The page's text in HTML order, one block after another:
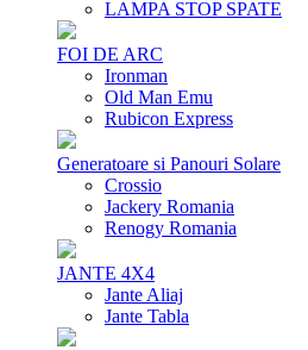
LAMPA STOP SPATE
FOI DE ARC
Ironman
Old Man Emu
Rubicon Express
Generatoare si Panouri Solare
Crossio
Jackery Romania
Renogy Romania
JANTE 4X4
Jante Aliaj
Jante Tabla